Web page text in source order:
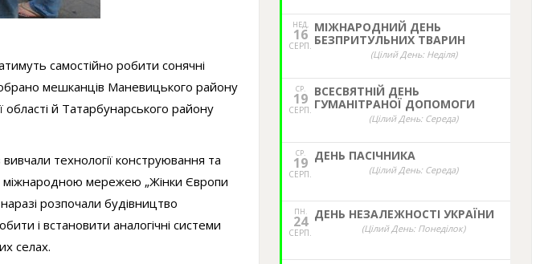
самостійно робити сонячні
обрано мешканців Маневицького району
й Татарбунарського району
технології конструювання та
міжнародною мережею „Жінки Європи
розпочали будівництво
і встановити аналогічні системи
селах.
НЕД,
16
СЕРП.
МІЖНАРОДНИЙ ДЕНЬ
БЕЗПРИТУЛЬНИХ ТВАРИН
(Цілий День: Неділя)
СР.
19
СЕРП.
ВСЕСВЯТНІЙ ДЕНЬ
ГУМАНІТРАНОЇ ДОПОМОГИ
(Цілий День: Середа)
СР.
19
СЕРП.
ДЕНЬ ПАСІЧНИКА
(Цілий День: Середа)
ПН.
24
СЕРП.
ДЕНЬ НЕЗАЛЕЖНОСТІ УКРАЇНИ
(Цілий День: Понеділок)